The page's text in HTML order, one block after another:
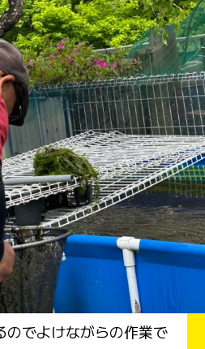
のでよけながらの作業で